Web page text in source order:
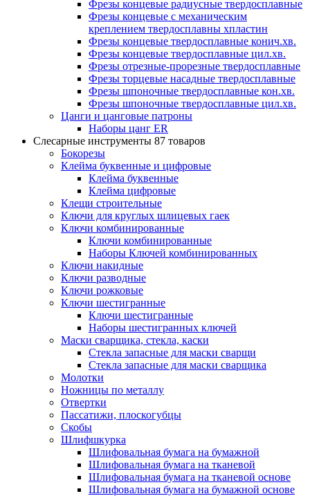
Фрезы концевые радиусные твердосплавные
Фрезы концевые с механическим
креплением твердосплавны хпластин
Фрезы концевые твердосплавные конич.хв.
Фрезы концевые твердосплавные цил.хв.
Фрезы отрезные-прорезные твердосплавные
Фрезы торцевые насадные твердосплавные
Фрезы шпоночные твердосплавные кон.хв.
Фрезы шпоночные твердосплавные цил.хв.
Цанги и цанговые патроны
Наборы цанг ER
Слесарные инструменты 87 товаров
Бокорезы
Клейма буквенные и цифровые
Клейма буквенные
Клейма цифровые
Клещи строительные
Ключи для круглых шлицевых гаек
Ключи комбинированные
Ключи комбинированные
Наборы Ключей комбинированных
Ключи накидные
Ключи разводные
Ключи рожковые
Ключи шестигранные
Ключи шестигранные
Наборы шестигранных ключей
Маски сварщика, стекла, каски
Стекла запасные для маски сварщи
Стекла запасные для маски сварщика
Молотки
Ножницы по металлу
Отвертки
Пассатижи, плоскогубцы
Скобы
Шлифшкурка
Шлифовальная бумага на бумажной
Шлифовальная бумага на тканевой
Шлифовальная бумага на тканевой основе
Шлифовальная бумага на бумажной основе